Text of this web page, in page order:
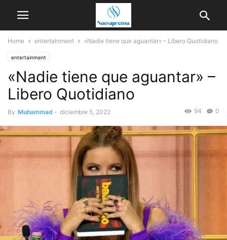
Home entertainment «Nadie tiene que aguantar» – Libero Quotidiano
entertainment
«Nadie tiene que aguantar» –
Libero Quotidiano
By Muhammad - diciembre 5, 2022 0
94